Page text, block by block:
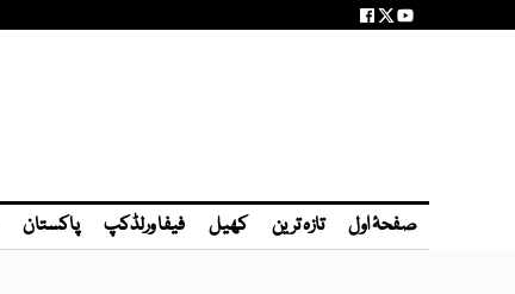
صفحۂ اول تازہ ترین کھیل فیفا ورلڈکپ پاکستان